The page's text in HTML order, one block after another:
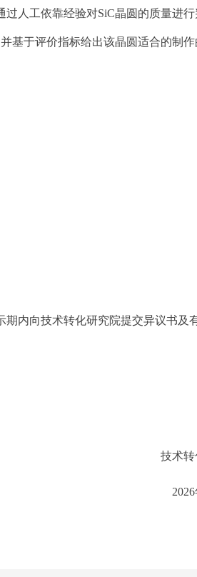
过人工依靠经验对SiC晶圆的质量进
基于评价指标给出该晶圆适合的制作
期内向技术转化研究院提交异议书及
技术
2026